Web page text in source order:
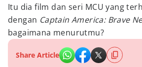
Itu dia film dan seri MCU yang
dengan Captain America: Brave
bagaimana menurutmu?
Share Article